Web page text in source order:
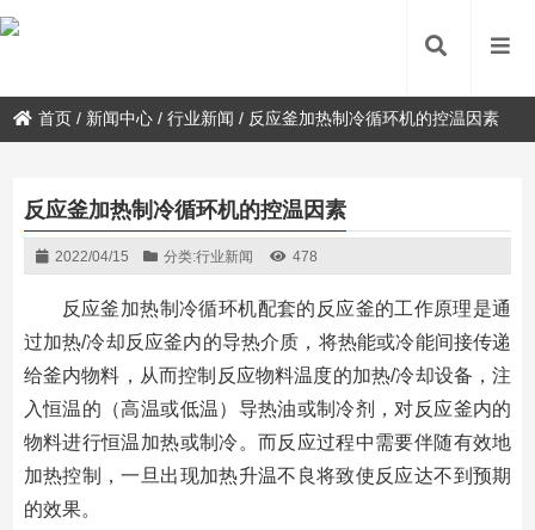
首页 / 新闻中心 /行业新闻 / 反应釜加热制冷循环机的控温因素
反应釜加热制冷循环机的控温因素
2022/04/15 分类:行业新闻 478
反应釜加热制冷循环机配套的反应釜的工作原理是通
过加热/冷却反应釜内的导热介质，将热能或冷能间接传递
给釜内物料，从而控制反应物料温度的加热/冷却设备，注
入恒温的（高温或低温）导热油或制冷剂，对反应釜内的
物料进行恒温加热或制冷。而反应过程中需要伴随有效地
加热控制，一旦出现加热升温不良将致使反应达不到预期
的效果。